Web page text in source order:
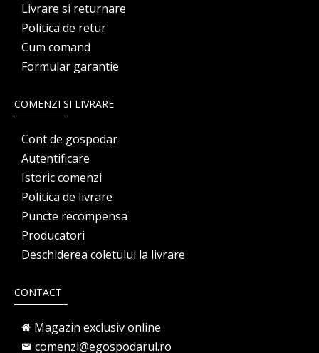
Livrare si returnare
Politica de retur
Cum comand
Formular garantie
COMENZI SI LIVRARE
Cont de gospodar
Autentificare
Istoric comenzi
Politica de livrare
Puncte recompensa
Producatori
Deschiderea coletului la livrare
CONTACT
Magazin exclusiv online
comenzi@egospodarul.ro